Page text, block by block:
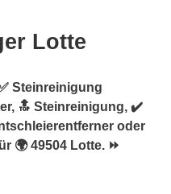
Lotte
Steinreinigung
🔝 Steinreinigung, ✔️
oder
🌍 49504 Lotte. ⏩